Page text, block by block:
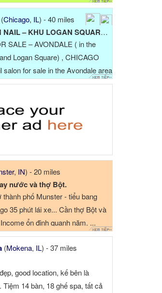
(Chicago, IL) - 40 miles
LOGAN SQUARE - AVONDALE, CHICAGO
SALE – AVONDALE ( in the
Logan Square) , CHICAGO
salon for sale in the Avondale area
is fully set up and ready for the
, IN) - 20 miles
nước và thợ Bột.
thành phố Munster - tiểu bang
35 phút lái xe... Cần thợ Bột và
ổn định quanh năm. ...
(Mokena, IL) - 37 miles
good location, kế bên là
14 bàn, 18 ghế spa, tất cả